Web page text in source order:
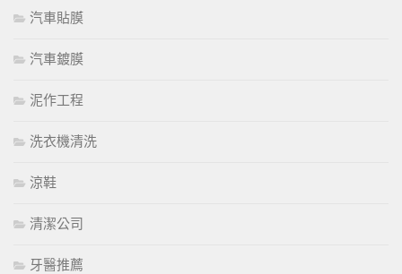
汽車貼膜
汽車鍍膜
泥作工程
洗衣機清洗
涼鞋
清潔公司
牙醫推薦